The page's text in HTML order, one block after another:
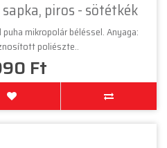
piros - sötétkék
mikropolár béléssel. Anyaga:
poliészte..
Ft